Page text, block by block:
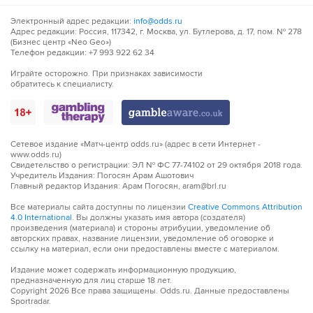
90´+1Филип Угринич из команды Валенсия подал угловой
справа.
90´+1 Шанс! Сезар Таррега из команды Валенсия пробил
головой, но мимо
90´+1 Удар от ворот произведет Райо Вальекано
90´+3 Nobel Mendy наказан за толчок Умар Садик
90´+4
Умар Садик на газоне. Он получил травму и ему
оказывают медицинскую помощь на поле.
90´+4
Ох, нехорошо это выглядит. Умар Садик получил
травму и медбригада забирает его с поля.
90´+5 Умар Садик возвращается на поле.
90´+6Филип Угринич навешивает с правого углового, но
Электронный адрес редакции: info@odds.ru
Адрес редакции: Россия, 117342, г. Москва, ул. Бутлерова, д. 17, пом. № 278
(Бизнес центр «Neo Geo»)
Телефон редакции: +7 993 922 62 34
Играйте осторожно. При признаках зависимости
обратитесь к специалисту.
Сетевое издание «Матч-центр odds.ru» (адрес в сети Интернет -
www.odds.ru)
Свидетельство о регистрации: ЭЛ № ФС 77-74102 от 29 октября 2018 года.
Учредитель Издания: Погосян Арам Ашотович
Главный редактор Издания: Арам Погосян, aram@brl.ru
Все материалы сайта доступны по лицензии Creative Commons Attribution
4.0 International. Вы должны указать имя автора (создателя)
произведения (материала) и стороны атрибуции, уведомление об
авторских правах, название лицензии, уведомление об оговорке и
ссылку на материал, если они предоставлены вместе с материалом.
Издание может содержать информационную продукцию,
предназначенную для лиц старше 18 лет.
Copyright 2026 Все права защищены. Odds.ru. Данные предоставлены
Sportradar.